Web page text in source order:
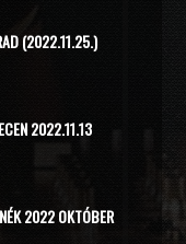
(2022.11.25.)
2022.11.13
2022 OKTÓBER